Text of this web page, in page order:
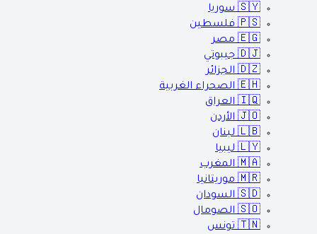
🇸🇾 سوريا
🇵🇸 فلسطين
🇪🇬 مصر
🇩🇯 جيبوتي
🇩🇿 الجزائر
🇪🇭 الصحراء الغربية
🇮🇶 العراق
🇯🇴 الأردن
🇱🇧 لبنان
🇱🇾 ليبيا
🇲🇦 المغرب
🇲🇷 موريتانيا
🇸🇩 السودان
🇸🇴 الصومال
🇹🇳 تونس